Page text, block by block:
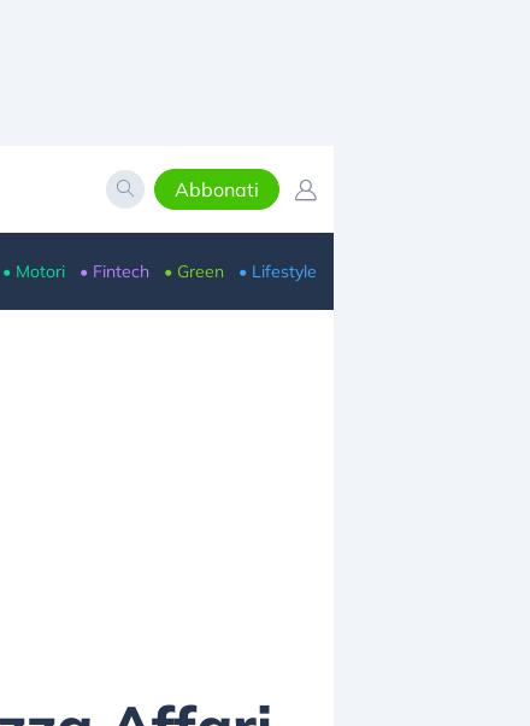
Abbonati
• Motori • Fintech • Green • Lifestyle